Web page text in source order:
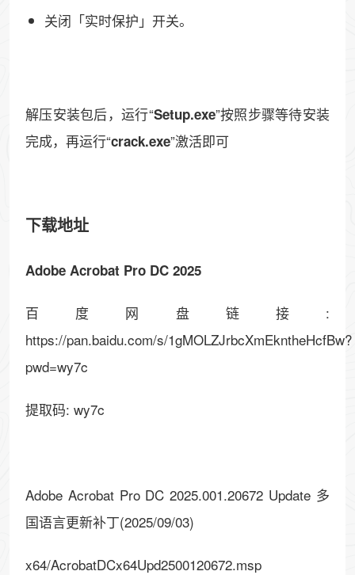
关闭「实时保护」开关。
解压安装包后，运行“Setup.exe”按照步骤等待安装
完成，再运行“crack.exe”激活即可
下载地址
Adobe Acrobat Pro DC 2025
百度网盘链接:
https://pan.baidu.com/s/1gMOLZJrbcXmEkntheHcfBw?
pwd=wy7c
提取码: wy7c
Adobe Acrobat Pro DC 2025.001.20672 Update 多
国语言更新补丁(2025/09/03)
x64/AcrobatDCx64Upd2500120672.msp